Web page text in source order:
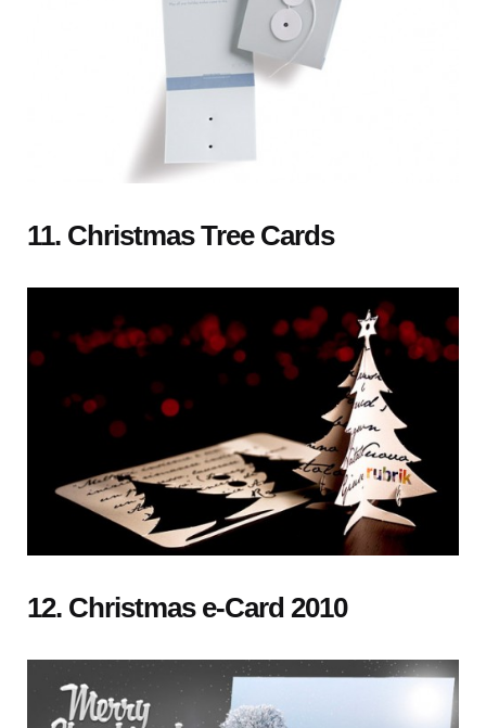
11. Christmas Tree Cards
12. Christmas e-Card 2010